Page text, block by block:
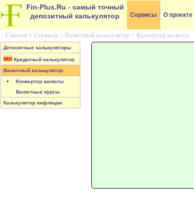
Fin-Plus.Ru - самый точный
депозитный калькулятор
Сервисы О проекте
Главная > Сервисы > Валютный калькулятор > Конвертер валюты
Депозитные калькуляторы
Кредитный калькулятор
Валютный калькулятор
Конвертер валюты
Валютные курсы
Калькулятор инфляции